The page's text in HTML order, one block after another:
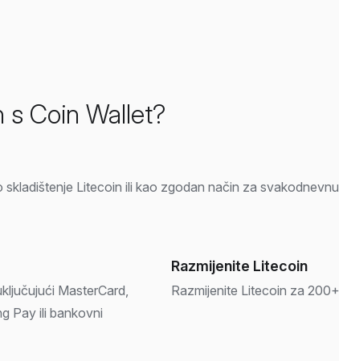
Coin Wallet?
Litecoin ili kao zgodan način za
MasterCard,
Pay ili bankovni
Razmijenite Litecoin
Razmijenite Litecoin za